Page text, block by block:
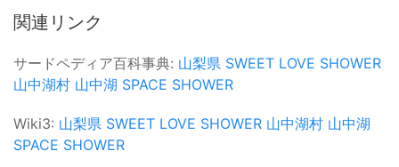
関連リンク
サードペディア百科事典: 山梨県 SWEET LOVE SHOWER
山中湖村 山中湖 SPACE SHOWER
Wiki3: 山梨県 SWEET LOVE SHOWER 山中湖村 山中湖
SPACE SHOWER